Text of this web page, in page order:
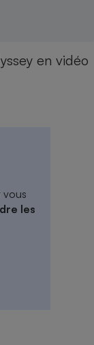
en vidéo
vous
les